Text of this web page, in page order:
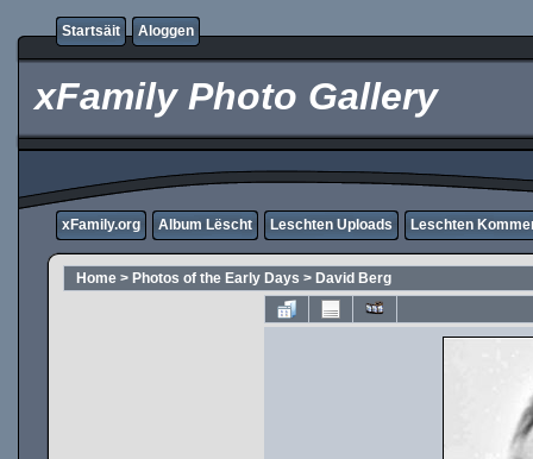
Startsäit Aloggen
xFamily Photo Gallery
xFamily.org Album Lëscht Leschten Uploads Leschten
Home > Photos of the Early Days > David Berg